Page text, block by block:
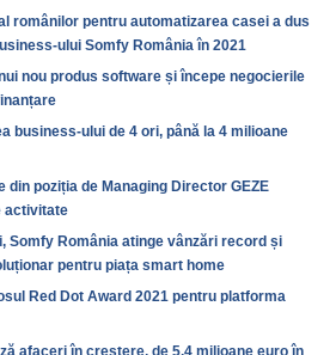
românilor pentru automatizarea casei a dus
ului Somfy România în 2021
nou produs software și începe negocierile
business-ului de 4 ori, până la 4 milioane
din poziția de Managing Director GEZE
activitate
Somfy România atinge vânzări record și
pentru piața smart home
Red Dot Award 2021 pentru platforma
afaceri în creștere, de 5,4 milioane euro în